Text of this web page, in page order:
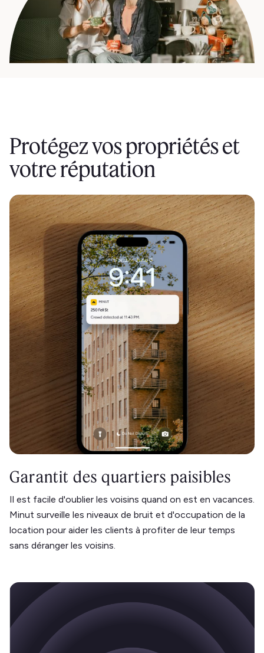
Protégez vos propriétés et
votre réputation
Garantit des quartiers paisibles
Il est facile d'oublier les voisins quand on est en vacances.
Minut surveille les niveaux de bruit et d'occupation de la
location pour aider les clients à profiter de leur temps
sans déranger les voisins.